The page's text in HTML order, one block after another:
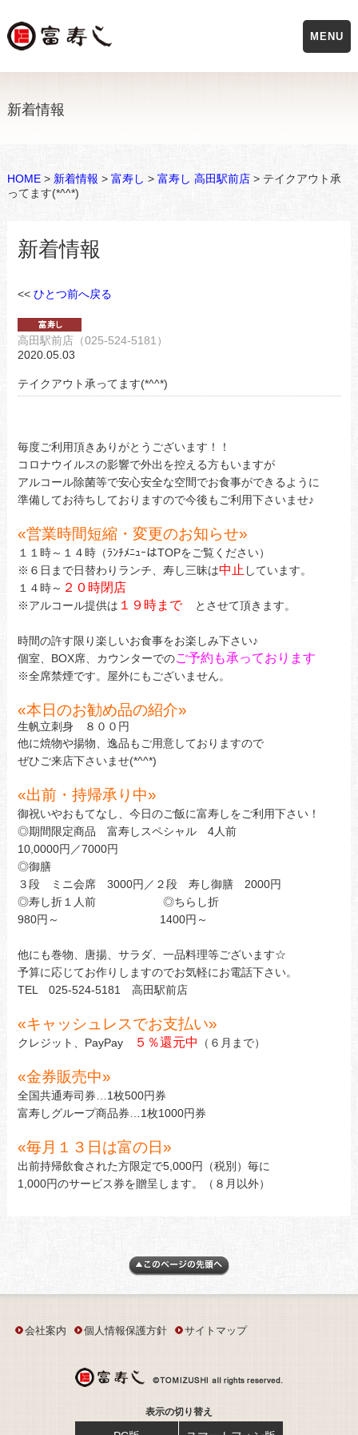
新着情報
HOME> 新着情報 > 富寿し > 富寿し 高田駅前店> テイクアウト承
ってます(*^^*)
新着情報
<< ひとつ前へ戻る
高田駅前店（025-524-5181）
2020.05.03
テイクアウト承ってます(*^^*)
毎度ご利用頂きありがとうございます！！
コロナウイルスの影響で外出を控える方もいますが
アルコール除菌等で安心安全な空間でお食事ができるように
準備してお待ちしておりますので今後もご利用下さいませ♪
«営業時間短縮・変更のお知らせ»
１１時～１４時（ﾗﾝﾁﾒﾆｭｰはTOPをご覧ください）
※６日まで日替わりランチ、寿し三昧は中止 しています。
１４時～ ２０時閉店
※アルコール提供は １９時まで とさせて頂きます。
時間の許す限り楽しいお食事をお楽しみ下さい♪
個室、BOX席、カウンターでのご予約も承っております
※全席禁煙です。屋外にもございません。
«本日のお勧め品の紹介»
生帆立刺身 ８００円
他に焼物や揚物、逸品もご用意しておりますので
ぜひご来店下さいませ(*^^*)
«出前・持帰承り中»
御祝いやおもてなし、今日のご飯に富寿しをご利用下さい！
◎期間限定商品 富寿しスペシャル 4人前
10,0000円／7000円
◎御膳
３段 ミニ会席 3000円／２段 寿し御膳 2000円
◎寿し折１人前 ◎ちらし折
980円～ 1400円～
他にも巻物、唐揚、サラダ、一品料理等ございます☆
予算に応じてお作りしますのでお気軽にお電話下さい。
TEL 025-524-5181 高田駅前店
«キャッシュレスでお支払い»
クレジット、PayPay ５％還元中 （６月まで）
«金券販売中»
全国共通寿司券…1枚500円券
富寿しグループ商品券…1枚1000円券
«毎月１３日は富の日»
出前持帰飲食された方限定で5,000円（税別）毎に
1,000円のサービス券を贈呈します。（８月以外）
会社案内 個人情報保護方針 サイトマップ
表示の切り替え
MENU